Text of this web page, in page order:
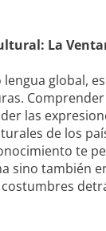
La
lengua global,
las
de los
te
sino también